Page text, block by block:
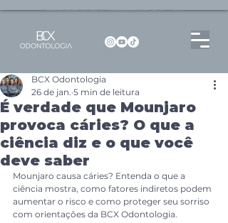
Dentista no Brooklin | São Paulo | SP Atendimento particular Rua Pitu, 72, Sala 65
É verdade que Mounjaro
provoca cáries? O que a
ciência diz e o que você
deve saber
BCX Odontologia
26 de jan. 5 min de leitura
Mounjaro causa cáries? Entenda o que a
ciência mostra, como fatores indiretos podem
aumentar o risco e como proteger seu sorriso
com orientações da BCX Odontologia.